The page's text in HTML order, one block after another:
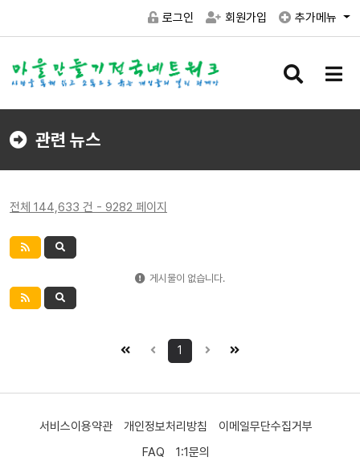
로그인 회원가입 추가메뉴
검
버
메
버
관련 뉴스
전체 144,633 건 - 9282 페이지
게시물이 없습니다.
1
서비스이용약관 개인정보처리방침
이메일무단수집거부
FAQ
1:1문의